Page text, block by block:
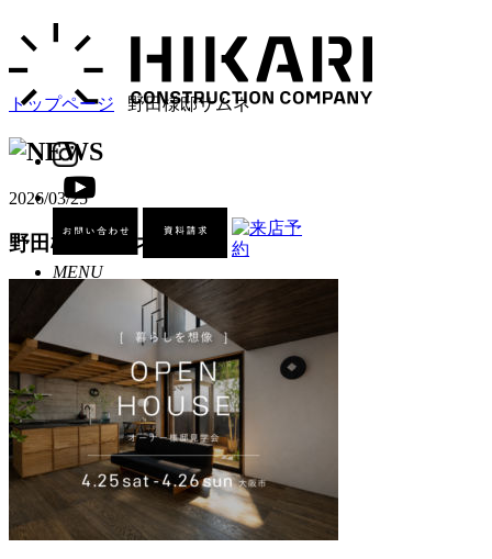
MENU
トップページ 野田様邸サムネ
2026/03/25
野田様邸サムネ